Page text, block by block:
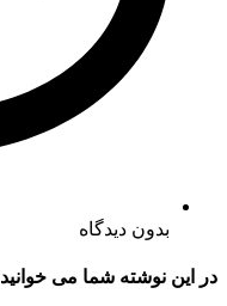
بدون دیدگاه
در این نوشته شما می خوانید